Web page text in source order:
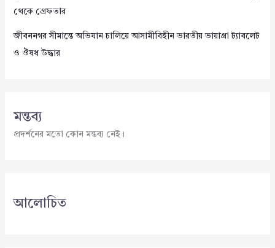
থেকে গ্রেফতার
জীবননগর সীমান্তে অভিযান চালিয়ে আসামীবিহীন ভারতীয় ভায়াগ্রা ট্যাবলেট
ও ঔষধ উদ্ধার
মন্তব্য
প্রদর্শনের মতো কোন মন্তব্য নেই।
আলোচিত